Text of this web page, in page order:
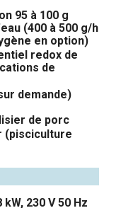
95 à 100 g
(400 à 500 g/h
en option)
redox de
de
demande)
de porc
(pisciculture
230 V 50 Hz